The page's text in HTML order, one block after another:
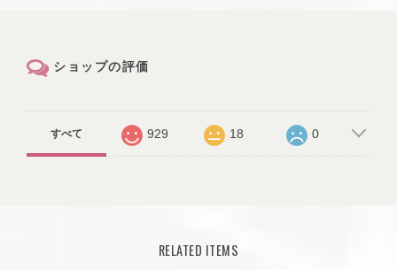
ショップの評価
すべて 929 18 0
RELATED ITEMS